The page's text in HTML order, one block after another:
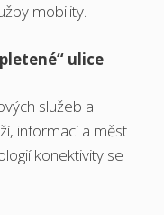
mobility.
ulice
služeb a
informací a měst
konektivity se